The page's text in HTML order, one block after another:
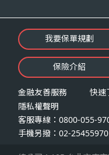
查詢或
請求製
請求補
請求停
請求刪
（二）當事人行
台端如欲
向錠嵂公
我要保單規劃
保險介紹
金融友善服務 快速
隱私權聲明
客服專線：0800-055-
手機另撥：02-